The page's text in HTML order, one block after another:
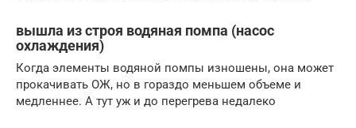
вышла из строя водяная помпа (насос
охлаждения)
Когда элементы водяной помпы изношены, она может
прокачивать ОЖ, но в гораздо меньшем объеме и
медленнее. А тут уж и до перегрева недалеко